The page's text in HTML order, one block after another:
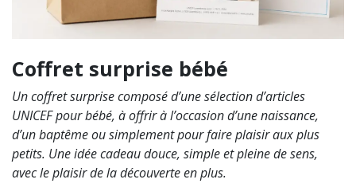
Coffret surprise bébé
Un coffret surprise composé d’une sélection d’articles
UNICEF pour bébé, à offrir à l’occasion d’une naissance,
d’un baptême ou simplement pour faire plaisir aux plus
petits. Une idée cadeau douce, simple et pleine de sens,
avec le plaisir de la découverte en plus.